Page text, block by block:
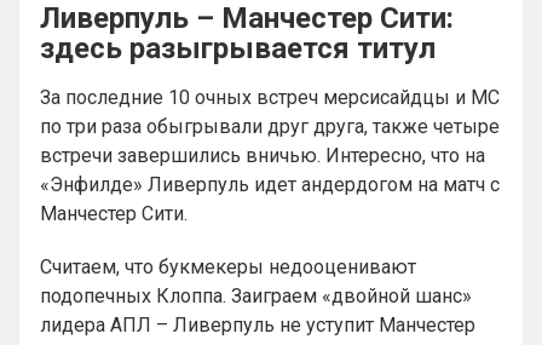
Ливерпуль – Манчестер Сити:
здесь разыгрывается титул
За последние 10 очных встреч мерсисайдцы и МС
по три раза обыгрывали друг друга, также четыре
встречи завершились вничью. Интересно, что на
«Энфилде» Ливерпуль идет андердогом на матч с
Манчестер Сити.
Считаем, что букмекеры недооценивают
подопечных Клоппа. Заиграем «двойной шанс»
лидера АПЛ – Ливерпуль не уступит Манчестер